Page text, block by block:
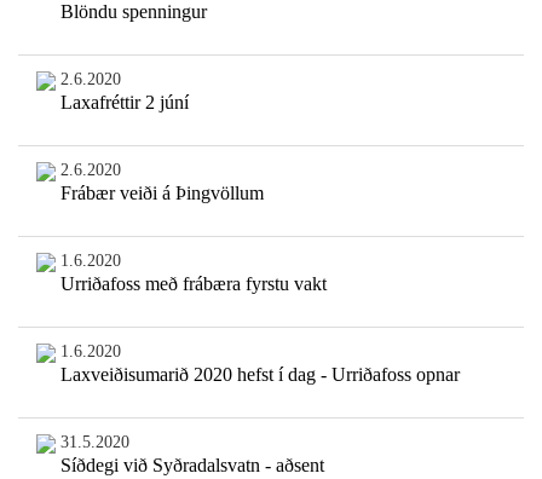
Blöndu spenningur
2.6.2020
Laxafréttir 2 júní
2.6.2020
Frábær veiði á Þingvöllum
1.6.2020
Urriðafoss með frábæra fyrstu vakt
1.6.2020
Laxveiðisumarið 2020 hefst í dag - Urriðafoss opnar
31.5.2020
Síðdegi við Syðradalsvatn - aðsent